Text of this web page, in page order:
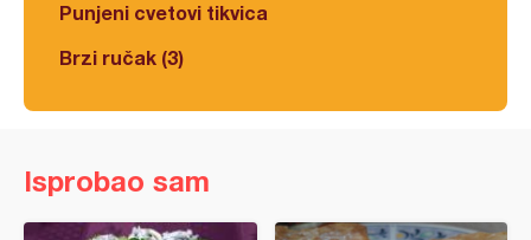
Punjeni cvetovi tikvica
Brzi ručak (3)
Isprobao sam